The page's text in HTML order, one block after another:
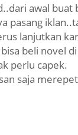
awal buat
pasang
lanjutkan
beli novel
perlu capek.
saja